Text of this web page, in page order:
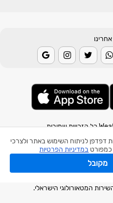
דפדפן לניתוח השימוש באתר ולצרכי
במדיניות הפרטיות
מקובל
מזג אוויר
מכ"ם גשם
המטאורולוגי הישראלי.